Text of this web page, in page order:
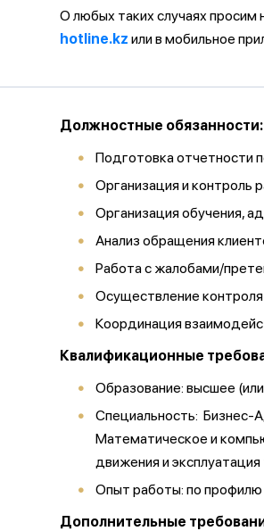
О любых таких случаях
hotline.kz или в мобильное
Должностные обязанности:
Подготовка отчетности
Организация и контроль
Организация обучения,
Анализ обращения
Работа с жалобами/
Осуществление
Координация
Квалификационные
Образование: высшее
Специальность: Бизнес-
Математическое и
движения и
Опыт работы: по профилю
Дополнительные